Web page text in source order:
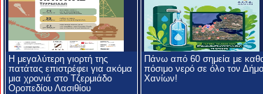
Η μεγαλύτερη γιορτή της
πατάτας επιστρέφει για ακόμα
μια χρονιά στο Τζερμιάδο
Οροπεδίου Λασιθίου
Πάνω από 60 σημεία με
πόσιμο νερό σε όλο τον Δήμο
Χανίων!